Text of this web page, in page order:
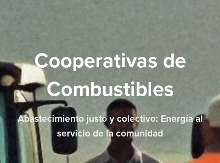
Cooperativas de
Combustibles
Abastecimiento justo y colectivo: Energía al
servicio de la comunidad